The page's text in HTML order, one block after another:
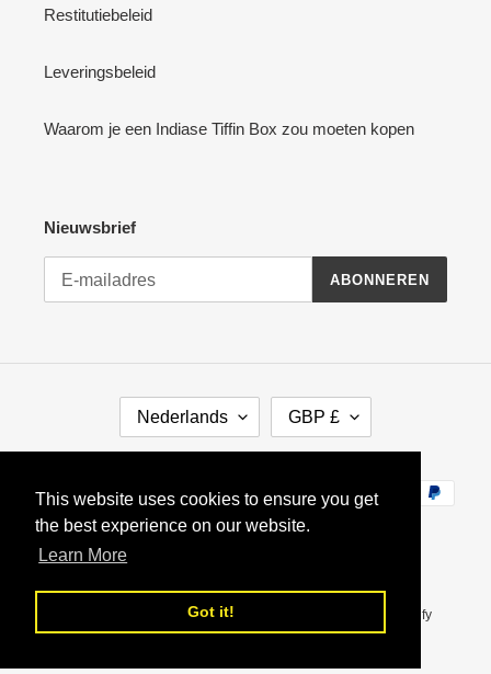
This website uses cookies to ensure you get
the best experience on our website.
Learn More
Got it!
Restitutiebeleid
Leveringsbeleid
Waarom je een Indiase Tiffin Box zou moeten kopen
Nieuwsbrief
ABONNEREN
TAAL
Nederlands VALUTA
GBP £
Indian-Tiffin LunchBox Mogelijk gemaakt door Shopify